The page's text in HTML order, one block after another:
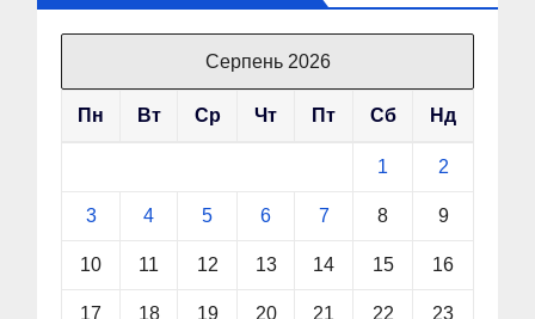
Серпень 2026
Пн Вт Ср Чт Пт Сб Нд
1 2
3 4 5 6 7 8 9
10 11 12 13 14 15 16
17 18 19 20 21 22 23